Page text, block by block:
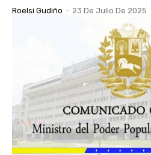
Roelsi Gudiño - 23 De Julio De 2025